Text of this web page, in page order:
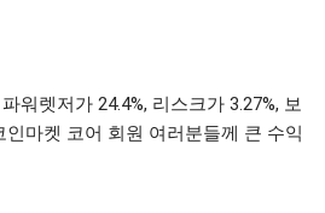
워렛저가 24.4%, 리스크가 3.27%, 보
인마켓 코어 회원 여러분들께 큰 수익